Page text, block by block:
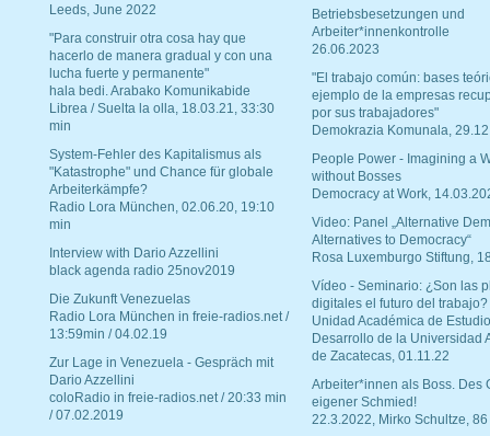
Leeds, June 2022
"Para construir otra cosa hay que
hacerlo de manera gradual y con una
lucha fuerte y permanente"
hala bedi. Arabako Komunikabide
Librea / Suelta la olla, 18.03.21, 33:30
min
System-Fehler des Kapitalismus als
"Katastrophe" und Chance für globale
Arbeiterkämpfe?
Radio Lora München, 02.06.20, 19:10
min
Interview with Dario Azzellini
black agenda radio 25nov2019
Die Zukunft Venezuelas
Radio Lora München in freie-radios.net /
13:59min / 04.02.19
Zur Lage in Venezuela - Gespräch mit
Dario Azzellini
coloRadio in freie-radios.net / 20:33 min
/ 07.02.2019
Betriebsbesetzungen und
Arbeiter*innenkontrolle
26.06.2023
"El trabajo común: bases
ejemplo de la empresas
por sus trabajadores"
Demokrazia Komunala,
People Power - Imagining a
without Bosses
Democracy at Work,
Video: Panel „Alternative
Alternatives to Democracy“
Rosa Luxemburgo Stiftung,
Vídeo - Seminario: ¿Son las
digitales el futuro del trabajo?
Unidad Académica de
Desarrollo de la Universidad
de Zacatecas, 01.11.22
Arbeiter*innen als Boss. Des
eigener Schmied!
22.3.2022, Mirko Schultze, 86